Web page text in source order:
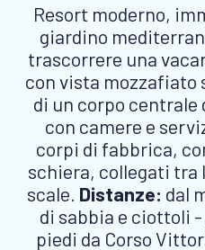
Resort moderno,
giardino
trascorrere una
con vista mozzafiato
di un corpo
con camere e
corpi di fabbrica,
schiera, collegati
scale. Distanze: dal
di sabbia e ciottoli
piedi da Corso